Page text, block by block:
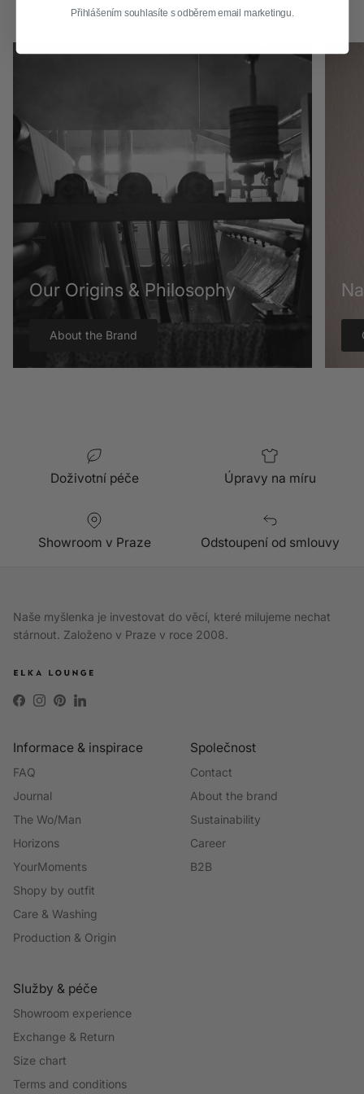
Our Origins & Philosophy
About the Brand
Doživotní péče Úpravy na míru
Showroom v Praze Odstoupení od smlouvy
Naše myšlenka je investovat do věcí, které milujeme nechat
stárnout. Založeno v Praze v roce 2008.
Facebook
Instagram
PinterestLinkedIn
Informace & inspirace
FAQ
Journal
The Wo/Man
Horizons
YourMoments
Shopy by outfit
Care & Washing
Production & Origin
Společnost
Contact
About the brand
Sustainability
Career
B2B
Služby & péče
Showroom experience
Exchange & Return
Size chart
Terms and conditions
Přihlášením souhlasíte s odběrem email marketingu.